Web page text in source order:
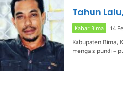
Tahun
Kabar Bima 14
Kabupaten Bima,
mengais pundi –